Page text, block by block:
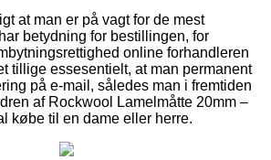
at man er på vagt for de mest
betydning for bestillingen, for
online forhandleren
tillige essesentielt, at man permanent
på e-mail, således man i fremtiden
af Rockwool Lamelmåtte 20mm –
købe til en dame eller herre.